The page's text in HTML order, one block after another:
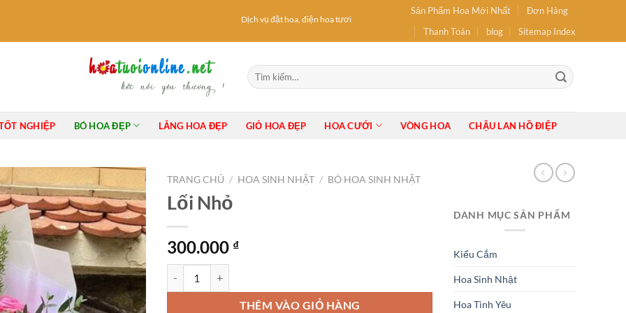
Dịch vụ đặt hoa, điện hoa tươi: hoa Sinh Nhật, hoa Khai Trương, Hoa tốt nghiệp, Bó Hoa, Lẵng Hoa, Giỏ
Sản Phẩm Hoa Mới Nhất
Đơn Hàng
Thanh Toán
blog Sitemap Index
Tìm
kiếm:
NGHIỆP BÓ HOA ĐẸP LẴNG HOA ĐẸP GIỎ HOA ĐẸP HOA CƯỚI VÒNG HOA CHẬU LAN HỒ ĐIỆP
TRANG CHỦ / HOA SINH NHẬT / BÓ HOA SINH NHẬT
Lối Nhỏ
300.000 ₫
THÊM VÀO GIỎ HÀNG
DANH MỤC SẢN PHẨM
Kiểu Cắm
Hoa Sinh Nhật
Hoa Tình Yêu